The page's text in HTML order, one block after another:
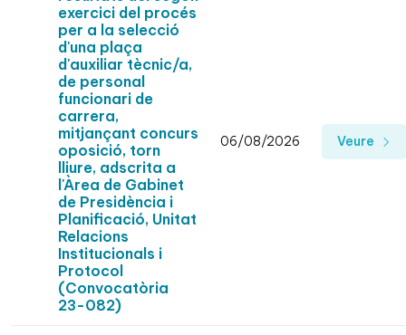
exercici del procés
per a la selecció
d'una plaça
d'auxiliar tècnic/a,
de personal
funcionari de
carrera,
mitjançant concurs
oposició, torn
lliure, adscrita a
l'Àrea de Gabinet
de Presidència i
Planificació, Unitat
Relacions
Institucionals i
Protocol
(Convocatòria
23-082)
06/08/2026 Veure